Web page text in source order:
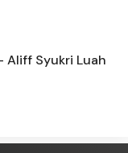
Aliff Syukri Luah